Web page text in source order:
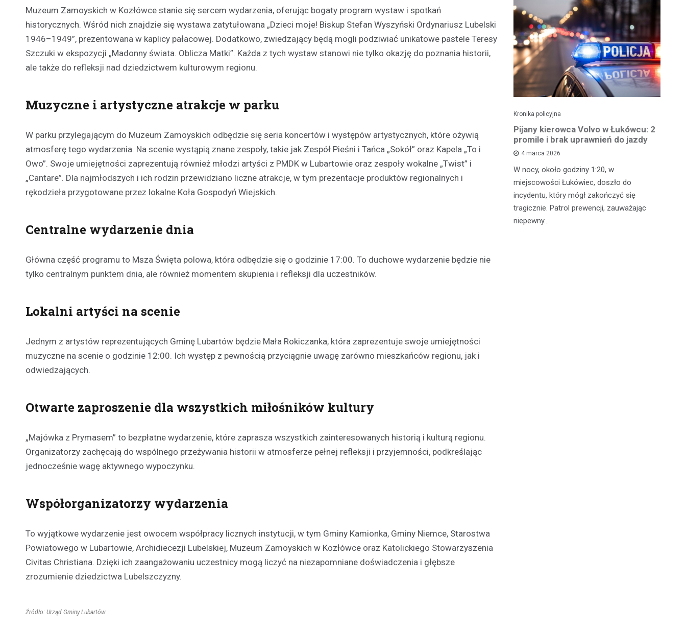
Muzeum Zamoyskich w Kozłówce stanie się sercem wydarzenia, oferując bogaty program wystaw i spotkań
historycznych. Wśród nich znajdzie się wystawa zatytułowana „Dzieci moje! Biskup Stefan Wyszyński Ordynariusz Lubelski
1946–1949”, prezentowana w kaplicy pałacowej. Dodatkowo, zwiedzający będą mogli podziwiać unikatowe pastele Teresy
Szczuki w ekspozycji „Madonny świata. Oblicza Matki”. Każda z tych wystaw stanowi nie tylko okazję do poznania historii,
ale także do refleksji nad dziedzictwem kulturowym regionu.
Muzyczne i artystyczne atrakcje w parku
W parku przylegającym do Muzeum Zamoyskich odbędzie się seria koncertów i występów artystycznych, które ożywią
atmosferę tego wydarzenia. Na scenie wystąpią znane zespoły, takie jak Zespół Pieśni i Tańca „Sokół” oraz Kapela „To i
Owo”. Swoje umiejętności zaprezentują również młodzi artyści z PMDK w Lubartowie oraz zespoły wokalne „Twist” i
„Cantare”. Dla najmłodszych i ich rodzin przewidziano liczne atrakcje, w tym prezentacje produktów regionalnych i
rękodzieła przygotowane przez lokalne Koła Gospodyń Wiejskich.
Centralne wydarzenie dnia
Główna część programu to Msza Święta polowa, która odbędzie się o godzinie 17:00. To duchowe wydarzenie będzie nie
tylko centralnym punktem dnia, ale również momentem skupienia i refleksji dla uczestników.
Lokalni artyści na scenie
Jednym z artystów reprezentujących Gminę Lubartów będzie Mała Rokiczanka, która zaprezentuje swoje umiejętności
muzyczne na scenie o godzinie 12:00. Ich występ z pewnością przyciągnie uwagę zarówno mieszkańców regionu, jak i
odwiedzających.
Otwarte zaproszenie dla wszystkich miłośników kultury
„Majówka z Prymasem” to bezpłatne wydarzenie, które zaprasza wszystkich zainteresowanych historią i kulturą regionu.
Organizatorzy zachęcają do wspólnego przeżywania historii w atmosferze pełnej refleksji i przyjemności, podkreślając
jednocześnie wagę aktywnego wypoczynku.
Współorganizatorzy wydarzenia
To wyjątkowe wydarzenie jest owocem współpracy licznych instytucji, w tym Gminy Kamionka, Gminy Niemce, Starostwa
Powiatowego w Lubartowie, Archidiecezji Lubelskiej, Muzeum Zamoyskich w Kozłówce oraz Katolickiego Stowarzyszenia
Civitas Christiana. Dzięki ich zaangażowaniu uczestnicy mogą liczyć na niezapomniane doświadczenia i głębsze
zrozumienie dziedzictwa Lubelszczyzny.
Źródło: Urząd Gminy Lubartów
Oszustwo na komunikatorach: 23-
latka straciła 1500 zł przez przejęte
konto znajomego
21 listopada 2025
W ostatnich dniach policjanci z Michowa
Kronika policyjna
Pijany kierowca Volvo w Łukówcu: 2
promile i brak uprawnień do jazdy
4 marca 2026
W nocy, około godziny 1:20, w
miejscowości Łukówiec, doszło do
incydentu, który mógł zakończyć się
tragicznie. Patrol prewencji, zauważając
niepewny…